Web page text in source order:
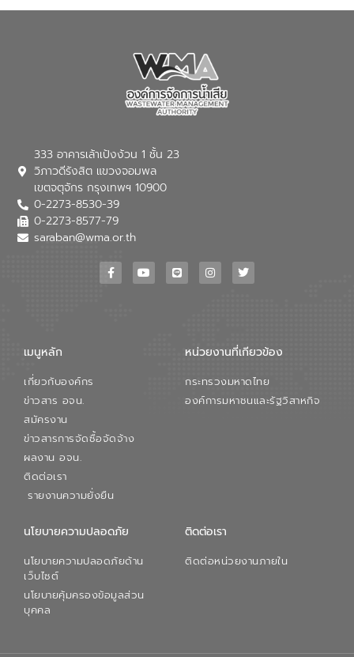
ตามมาตรฐานสากล
ประชาชนลดการเดินทาง ประหยัดเวลาและค่า
333 อาคารเล้าเป้งง้วน 1 ชั้น 23
วิภาวดีรังสิต แขวงจอมพล
เขตจตุจักร กรุงเทพฯ 10900
0-2273-8530-39
0-2273-8577-79
saraban@wma.or.th
เมนูหลัก
เกี่ยวกับองค์กร
ข่าวสาร อจน.
สมัครงาน
ข่าวสารการจัดซื้อจัดจ้าง
ผลงาน อจน.
ติดต่อเรา
รายงานความยั่งยืน
หน่วยงานที่เกียวข้อง
กระทรวงมหาดไทย
องค์การมหาชนและรัฐวิสาหกิจ
นโยบายความปลอดภัย
นโยบายความปลอดภัยด้าน
เว็บไซต์
นโยบายคุ้มครองข้อมูลส่วน
บุคคล
ติดต่อเรา
ติดต่อหน่วยงานภายใน